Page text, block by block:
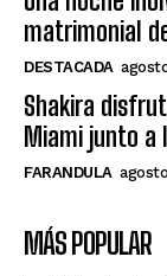
matrimonial
DESTACADA
Shakira
Miami junto a
FARANDULA
MÁS POPULAR